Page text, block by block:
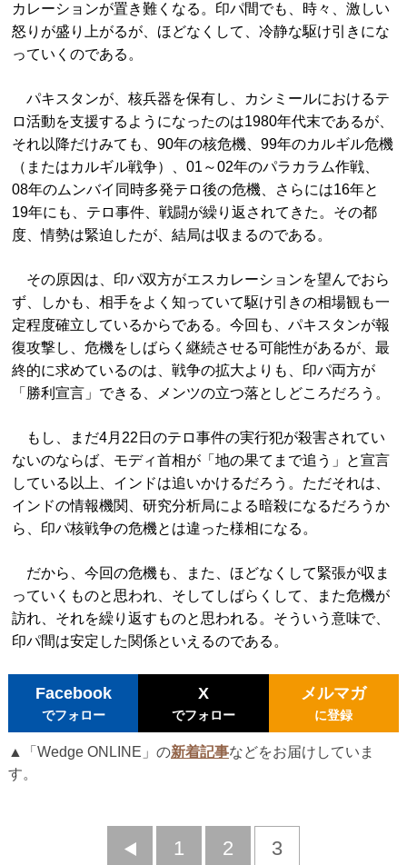
カレーションが置き難くなる。印パ間でも、時々、激しい
怒りが盛り上がるが、ほどなくして、冷静な駆け引きにな
っていくのである。
パキスタンが、核兵器を保有し、カシミールにおけるテ
ロ活動を支援するようになったのは1980年代末であるが、
それ以降だけみても、90年の核危機、99年のカルギル危機
（またはカルギル戦争）、01～02年のパラカラム作戦、
08年のムンバイ同時多発テロ後の危機、さらには16年と
19年にも、テロ事件、戦闘が繰り返されてきた。その都
度、情勢は緊迫したが、結局は収まるのである。
その原因は、印パ双方がエスカレーションを望んでおら
ず、しかも、相手をよく知っていて駆け引きの相場観も一
定程度確立しているからである。今回も、パキスタンが報
復攻撃し、危機をしばらく継続させる可能性があるが、最
終的に求めているのは、戦争の拡大よりも、印パ両方が
「勝利宣言」できる、メンツの立つ落としどころだろう。
もし、まだ4月22日のテロ事件の実行犯が殺害されてい
ないのならば、モディ首相が「地の果てまで追う」と宣言
している以上、インドは追いかけるだろう。ただそれは、
インドの情報機関、研究分析局による暗殺になるだろうか
ら、印パ核戦争の危機とは違った様相になる。
だから、今回の危機も、また、ほどなくして緊張が収ま
っていくものと思われ、そしてしばらくして、また危機が
訪れ、それを繰り返すものと思われる。そういう意味で、
印パ間は安定した関係といえるのである。
Facebook
でフォロー
X
でフォロー
メルマガ
に登録
▲「Wedge ONLINE」の新着記事などをお届けしていま
す。
前
1 2 3